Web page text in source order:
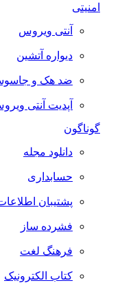
آنتی ویروس
دیواره آتشین
ضد هک و جاسوسی
آپدیت آنتی ویروس
گوناگون
دانلود مجله
حسابداری
پشتیبان اطلاعات
فشرده ساز
فرهنگ لغت
کتاب الکترونیک